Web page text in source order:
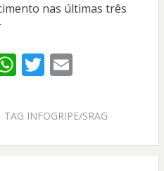
nas últimas três
W
at
A
T
itt
E
ai
TAG INFOGRIPE/SRAG